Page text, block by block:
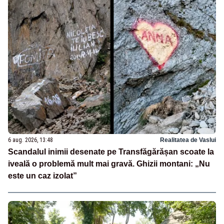
6 aug. 2026, 13:48 Realitatea de Vaslui
Scandalul inimii desenate pe Transfăgărășan scoate la
iveală o problemă mult mai gravă. Ghizii montani: „Nu
este un caz izolat”